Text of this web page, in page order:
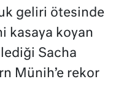
geliri ötesinde
kasaya koyan
Sacha
Münih’e rekor